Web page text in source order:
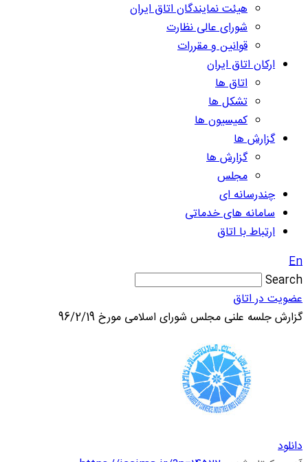
هیئت نمایندگان اتاق ایران
شورای عالی نظارت
قوانین و مقررات
ارکان اتاق ایران
اتاق ها
تشکل ها
کمیسیون ها
گزارش ها
گزارش ها
مجلس
چندرسانه ای
سامانه های خدماتی
ارتباط با اتاق
En
Search
عضویت در اتاق
گزارش جلسه علنی مجلس شورای اسلامی مورخ 96/2/19
دانلود